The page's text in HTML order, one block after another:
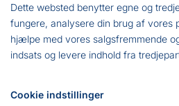
Du sætter dem over dine
armene.
Neopren manchet
leveres kun som par
Dette websted benytter egne og
fungere, analysere din brug af vores
hjælpe med vores salgsfremmende
indsats og levere indhold fra
Cookie indstillinger